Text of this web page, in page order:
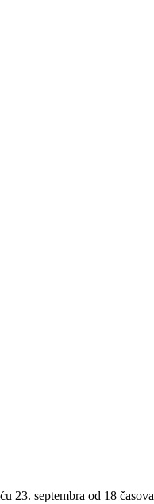
23. septembra od 18 časova